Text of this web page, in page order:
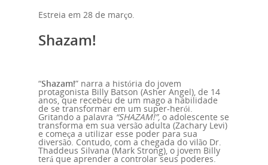
Estreia em 28 de março.
Shazam!
“Shazam!” narra a história do jovem
protagonista Billy Batson (Asher Angel), de 14
anos, que recebeu de um mago a habilidade
de se transformar em um super-herói.
Gritando a palavra “SHAZAM!”, o adolescente se
transforma em sua versão adulta (Zachary Levi)
e começa a utilizar esse poder para sua
diversão. Contudo, com a chegada do vilão Dr.
Thaddeus Silvana (Mark Strong), o jovem Billy
terá que aprender a controlar seus poderes.